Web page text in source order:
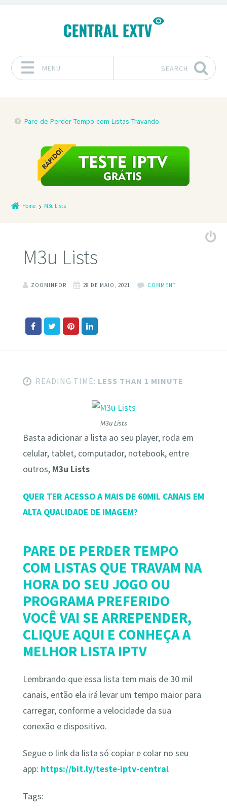
MENU SEARCH
Pare de Perder Tempo com Listas Travando
Home M3u Lists
M3u Lists
ZOOMINFOR 28 DE MAIO, 2021 COMMENT
READING TIME: LESS THAN 1 MINUTE
M3u Lists
Basta adicionar a lista ao seu player, roda em
celular, tablet, computador, notebook, entre
outros, M3u Lists
QUER TER ACESSO A MAIS DE 60MIL CANAIS EM
ALTA QUALIDADE DE IMAGEM?
PARE DE PERDER TEMPO
COM LISTAS QUE TRAVAM NA
HORA DO SEU JOGO OU
PROGRAMA PREFERIDO
VOCÊ VAI SE ARREPENDER,
CLIQUE AQUI E CONHEÇA A
MELHOR LISTA IPTV
Lembrando que essa lista tem mais de 30 mil
canais, então ela irá levar um tempo maior para
carregar, conforme a velocidade da sua
conexão e dispositivo.
Segue o link da lista só copiar e colar no seu
app: https://bit.ly/teste-iptv-central
Tags: